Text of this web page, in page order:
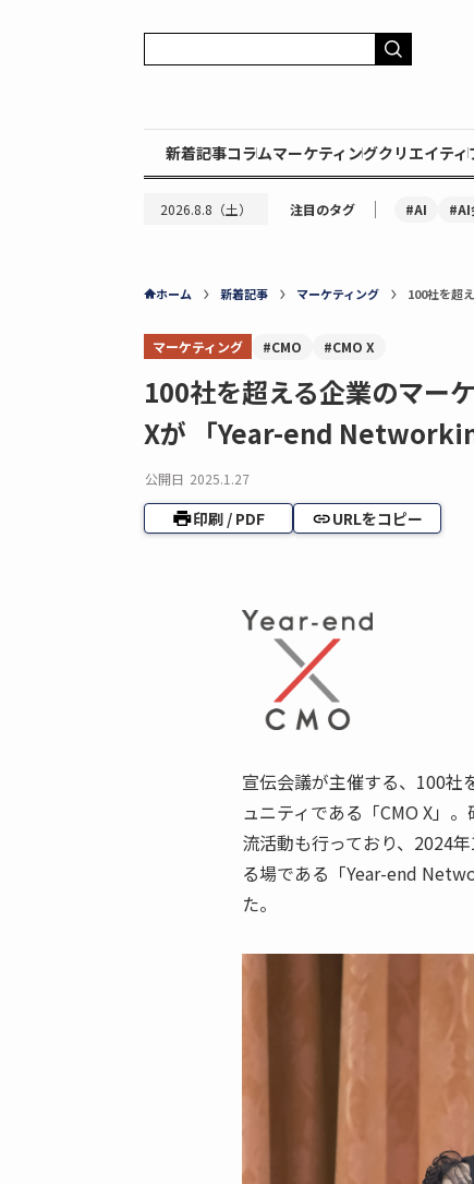
新着記事コラムマーケティングクリエイティ
2026.8.8（土） 注目のタグ ｜ #AI #AI
ホーム 新着記事 マーケティング 100社を超
マーケティング #CMO #CMO X
100社を超える企業のマー
Xが 「Year-end
公開日 2025.1.27
印刷 / PDF URLをコピー
宣伝会議が主催する、100社
ュニティである「CMO X」
流活動も行っており、2024
る場である「Year-end
た。